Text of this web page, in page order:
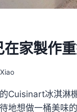
在家製作
Cuisinart冰淇淋
地想做一桶美味